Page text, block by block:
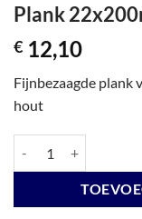
Plank
€ 12,10
Fijnbezaagde plank
hout